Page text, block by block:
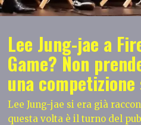
Lee Jung-jae a
Game? Non
una
Lee Jung-jae si era già
questa volta è il turno del